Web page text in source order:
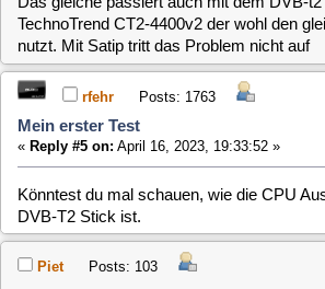
http://www.hauppauge.de/site/support/
n=FAQ.BulkOrIso
rfehr Posts: 1763
Mein erster Test
«Reply #7 on:April 16, 2023, 21:47:47 »
ich habe ein andere Vermutung.
Ich vermute das noch kein HW Decoder genutzt
T2 nutzt ja h265.